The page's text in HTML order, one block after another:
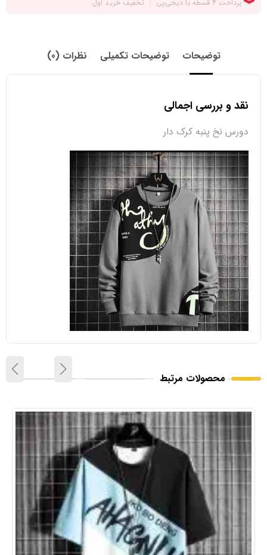
توضیحات توضیحات تکمیلی نظرات (0)
نقد و بررسی اجمالی
دورس نخ پنبه کرک دار
محصولات مرتبط